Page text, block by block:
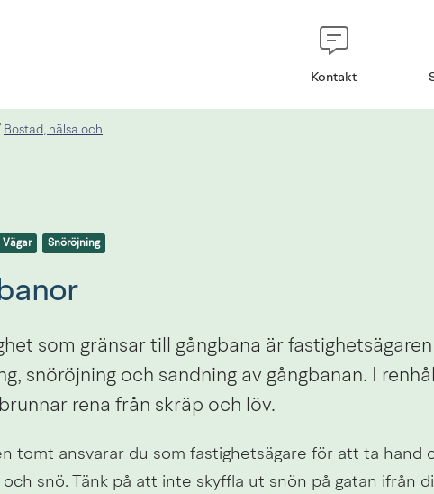
Kontakt
Bostad, hälsa och
Vägar Snöröjning
som gränsar till gångbana är
snöröjning och sandning av gångbanan. I
rena från skräp och löv.
tomt ansvarar du som fastighetsägare för att ta hand
snö. Tänk på att inte skyffla ut snön på gatan ifrån